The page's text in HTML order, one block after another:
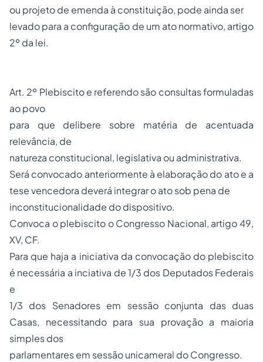
ou projeto de emenda à constituição, pode ainda ser
levado para a configuração de um ato normativo, artigo
2º da lei.
Art. 2º Plebiscito e referendo são consultas formuladas
ao povo
para que delibere sobre matéria de acentuada
relevância, de
natureza constitucional, legislativa ou administrativa.
Será convocado anteriormente à elaboração do ato e a
tese vencedora deverá integrar o ato sob pena de
inconstitucionalidade do dispositivo.
Convoca o plebiscito o Congresso Nacional, artigo 49,
XV, CF.
Para que haja a iniciativa da convocação do plebiscito
é necessária a inciativa de 1/3 dos Deputados Federais
e
1/3 dos Senadores em sessão conjunta das duas
Casas, necessitando para sua provação a maioria
simples dos
parlamentares em sessão unicameral do Congresso.